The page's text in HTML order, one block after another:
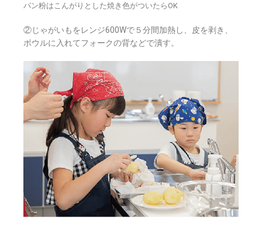
パン粉はこんがりとした焼き色がついたらOK
②じゃがいもをレンジ600Wで５分間加熱し、皮を剥き、
ボウルに入れてフォークの背などで潰す。